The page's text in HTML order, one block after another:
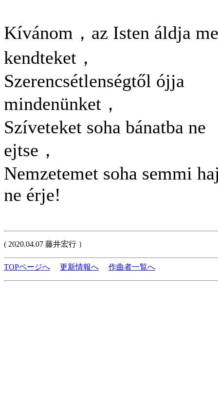
Kívánom，az Isten áldja
kendteket，
Szerencsétlenségtől ójja
mindenünket，
Szíveteket soha bánatba ne
ejtse，
Nemzetemet soha semmi
ne érje!
( 2020.04.07 藤井宏行 ）
TOPページへ 更新情報へ 作曲者一覧へ